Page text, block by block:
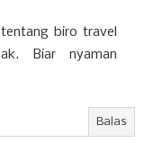
biro travel
Biar nyaman
Balas